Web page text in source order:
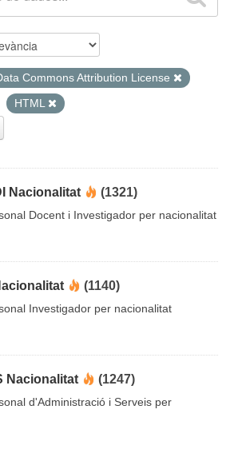
Commons Attribution License
HTML
Nacionalitat (1321)
Docent i Investigador per nacionalitat
(1140)
Investigador per nacionalitat
Nacionalitat (1247)
d'Administració i Serveis per